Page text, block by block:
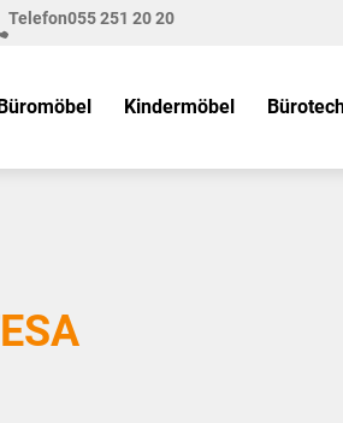
Telefon055 251 20 20
Kindermöbel